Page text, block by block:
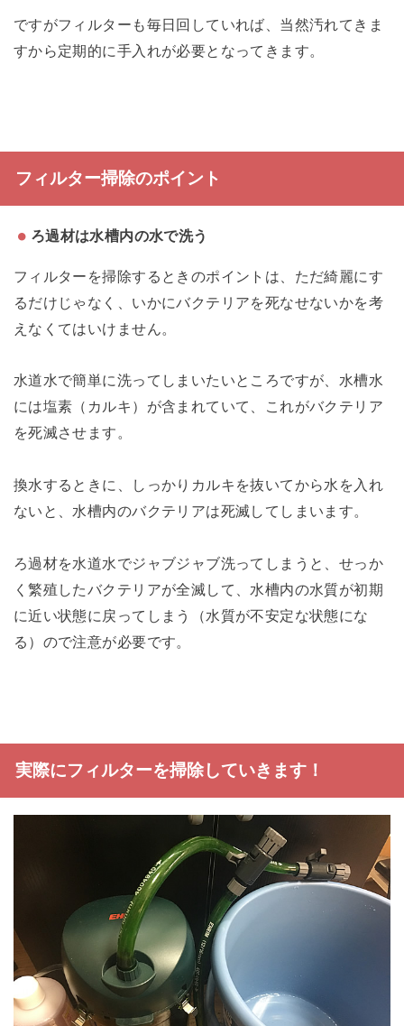
ですがフィルターも毎日回していれば、当然汚れてきま
すから定期的に手入れが必要となってきます。
フィルター掃除のポイント
ろ過材は水槽内の水で洗う
フィルターを掃除するときのポイントは、ただ綺麗にす
るだけじゃなく、いかにバクテリアを死なせないかを考
えなくてはいけません。
水道水で簡単に洗ってしまいたいところですが、水槽水
には塩素（カルキ）が含まれていて、これがバクテリア
を死滅させます。
換水するときに、しっかりカルキを抜いてから水を入れ
ないと、水槽内のバクテリアは死滅してしまいます。
ろ過材を水道水でジャブジャブ洗ってしまうと、せっか
く繁殖したバクテリアが全滅して、水槽内の水質が初期
に近い状態に戻ってしまう（水質が不安定な状態にな
る）ので注意が必要です。
実際にフィルターを掃除していきます！